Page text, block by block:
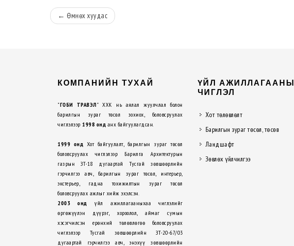
← Өмнөх хуудас
КОМПАНИЙН ТУХАЙ
"ГОБИ ТРАВЭЛ" ХХК нь аялал жуулчлал болон
барилгын зураг төсөл зохиох, боловсруулах
чиглэлээр 1998 онд анх байгуулагдсан.
1999 онд Хот байгуулалт, барилгын зураг төсөл
боловсруулах чиглэлээр Барилга Архитектурын
газрын ЗТ-18 дугаартай Тусгай зөвшөөрлийн
гэрчилгээ авч, барилгын зураг төсөл, интерьер,
экстерьер, гадна тохижилтын зураг төсөл
боловсруулах ажлыг хийж эхэлсэн.
2003 онд үйл ажиллагааныхаа чиглэлийг
өргөжүүлэн дүүрэг, хороолол, аймаг сумын
хэсэгчилсэн ерөнхий төлөвлөгөө боловсруулах
чиглэлээр Тусгай зөвшөөрлийн ЗТ-20-67/03
дугаартай гэрчилгээ авч, энэхүү зөвшөөрлийн
ҮЙЛ АЖИЛЛАГААНЫ
ЧИГЛЭЛ
Хот төлөвлөлт
Барилгын зураг төсөл, төсөв
Ландшафт
Зөвлөх үйлчилгээ